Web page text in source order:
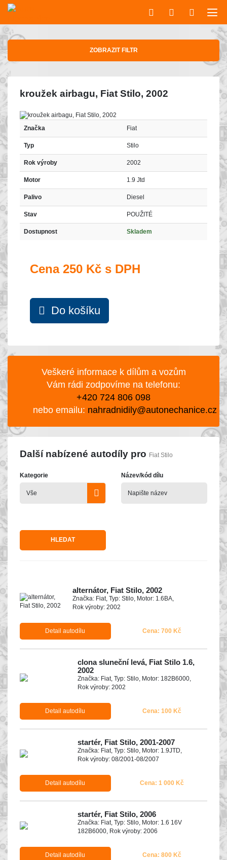
ZOBRAZIT FILTR
kroužek airbagu, Fiat Stilo, 2002
Značka Fiat
Typ Stilo
Rok výroby 2002
Motor 1.9 Jtd
Palivo Diesel
Stav POUŽITÉ
Dostupnost Skladem
Cena 250 Kč s DPH
Do košíku
Veškeré informace k dílům a vozům
Vám rádi zodpovíme na telefonu:
+420 724 806 098
nebo emailu: nahradnidily@autonechanice.cz
Další nabízené autodíly pro Fiat Stilo
Kategorie Název/kód dílu
HLEDAT
alternátor, Fiat Stilo, 2002
Značka: Fiat, Typ: Stilo, Motor: 1.6BA,
Rok výroby: 2002
Detail autodílu Cena: 700 Kč
clona sluneční levá, Fiat Stilo 1.6,
2002
Značka: Fiat, Typ: Stilo, Motor: 182B6000,
Rok výroby: 2002
Detail autodílu Cena: 100 Kč
startér, Fiat Stilo, 2001-2007
Značka: Fiat, Typ: Stilo, Motor: 1.9JTD,
Rok výroby: 08/2001-08/2007
Detail autodílu Cena: 1 000 Kč
startér, Fiat Stilo, 2006
Značka: Fiat, Typ: Stilo, Motor: 1.6 16V
182B6000, Rok výroby: 2006
Detail autodílu Cena: 800 Kč